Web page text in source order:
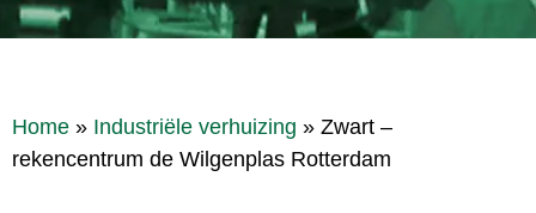
Home » Industriële verhuizing » Zwart –
rekencentrum de Wilgenplas Rotterdam